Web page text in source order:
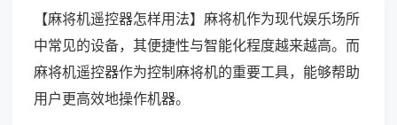
【麻将机遥控器怎样用法】麻将机作为现代娱乐场所
中常见的设备，其便捷性与智能化程度越来越高。而
麻将机遥控器作为控制麻将机的重要工具，能够帮助
用户更高效地操作机器。